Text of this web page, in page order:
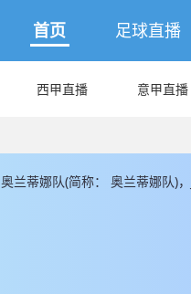
首页 足球直播
西甲直播 意甲直播
奥兰蒂娜队(简称： 奥兰蒂娜队)